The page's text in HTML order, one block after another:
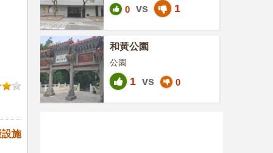
施
0 vs 1
和黃公園
公園
1 vs 0